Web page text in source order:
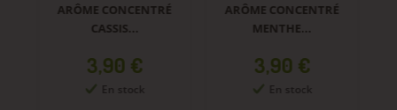
ARÔME CONCENTRÉ
CASSIS...
Prix
3,90 €
En stock
ARÔME CONCENTRÉ
MENTHE...
Prix
3,90 €
En stock